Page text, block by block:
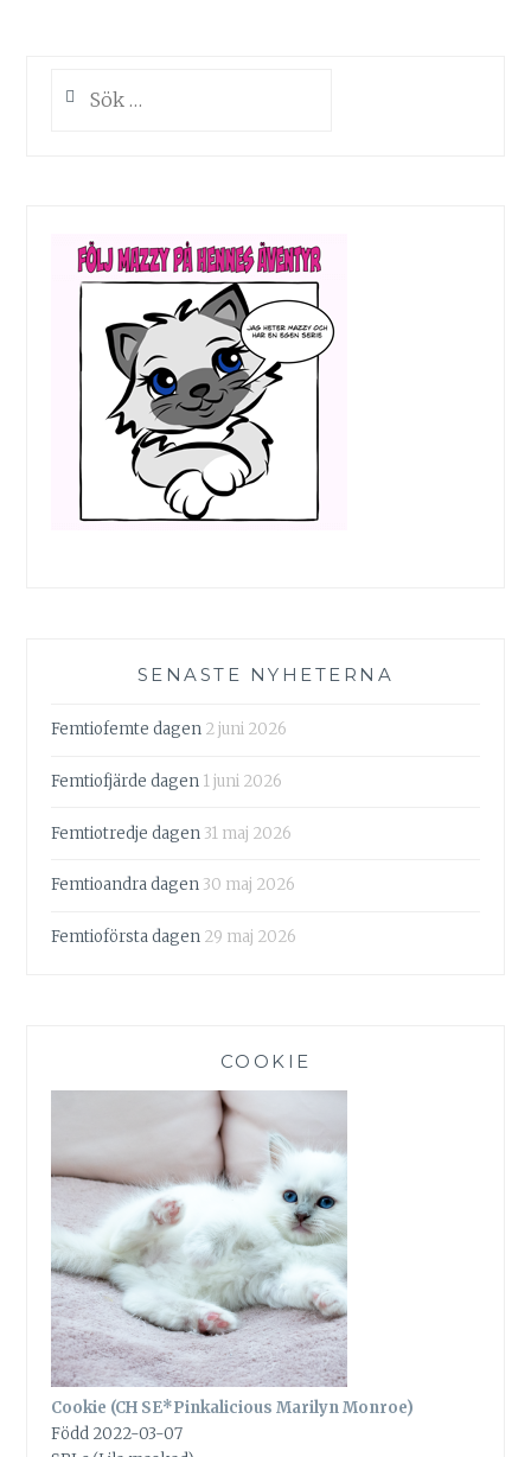
efter:
SENASTE NYHETERNA
Femtiofemte dagen 2 juni 2026
Femtiofjärde dagen 1 juni 2026
Femtiotredje dagen 31 maj 2026
Femtioandra dagen 30 maj 2026
Femtioförsta dagen 29 maj 2026
COOKIE
Cookie (CH SE*Pinkalicious Marilyn Monroe)
Född 2022-03-07